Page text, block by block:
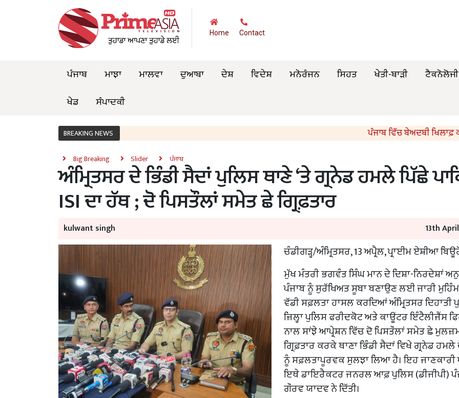
Home Contact
ਪੰਜਾਬ ਮਾਝਾ ਮਾਲਵਾ ਦੁਆਬਾ ਦੇਸ਼ ਵਿਦੇਸ਼ ਮਨੋਰੰਜਨ ਸਿਹਤ ਖੇਤੀ-ਬਾੜੀ ਟੈਕਨੋਲੋਜੀ
ਖੇਡ
ਸੰਪਾਦਕੀ
BREAKING NEWS ਪੰਜਾਬ ਵਿੱਚ ਬੇਅਦਬੀ ਖਿਲਾਫ਼
Big Breaking Slider ਪੰਜਾਬ
ਅੰਮ੍ਰਿਤਸਰ ਦੇ ਭਿੰਡੀ ਸੈਦਾਂ ਪੁਲਿਸ ਥਾਣੇ ‘ਤੇ ਗ੍ਰਨੇਡ ਹਮਲੇ ਪਿੱਛੇ
ISI ਦਾ ਹੱਥ ; ਦੋ ਪਿਸਤੌਲਾਂ ਸਮੇਤ ਛੇ ਗ੍ਰਿਫ਼ਤਾਰ
kulwant singh 13th
ਚੰਡੀਗੜ੍ਹ/ਅੰਮ੍ਰਿਤਸਰ, 13 ਅਪ੍ਰੈਲ, ਪ੍ਰਾਈਮ ਏਸ਼ੀਆ
ਮੁੱਖ ਮੰਤਰੀ ਭਗਵੰਤ ਸਿੰਘ ਮਾਨ ਦੇ ਦਿਸ਼ਾ-ਨਿਰਦੇਸ਼ਾਂ
ਪੰਜਾਬ ਨੂੰ ਸੁਰੱਖਿਅਤ ਸੂਬਾ ਬਣਾਉਣ ਲਈ ਜਾਰੀ
ਵੱਡੀ ਸਫ਼ਲਤਾ ਹਾਸਲ ਕਰਦਿਆਂ ਅੰਮ੍ਰਿਤਸਰ ਦਿਹਾਤੀ
ਜ਼ਿਲ੍ਹਾ ਪੁਲਿਸ ਫਰੀਦਕੋਟ ਅਤੇ ਕਾਊਂਟਰ ਇੰਟੈਲੀਜੈਂਸ
ਨਾਲ ਸਾਂਝੇ ਆਪ੍ਰੇਸ਼ਨ ਵਿੱਚ ਦੋ ਪਿਸਤੌਲਾਂ ਸਮੇਤ ਛੇ
ਗ੍ਰਿਫ਼ਤਾਰ ਕਰਕੇ ਥਾਣਾ ਭਿੰਡੀ ਸੈਦਾਂ ਵਿਖੇ ਗ੍ਰਨੇਡ
ਨੂੰ ਸਫ਼ਲਤਾਪੂਰਵਕ ਸੁਲਝਾ ਲਿਆ ਹੈ। ਇਹ
ਇਥੇ ਡਾਇਰੈਕਟਰ ਜਨਰਲ ਆਫ਼ ਪੁਲਿਸ (ਡੀਜੀਪੀ)
ਗੌਰਵ ਯਾਦਵ ਨੇ ਦਿੱਤੀ।